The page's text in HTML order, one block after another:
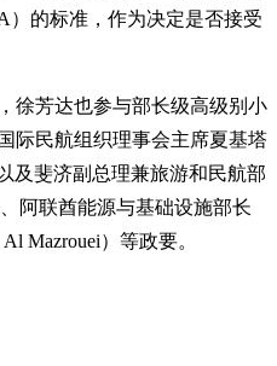
）的标准，作为决定是否接受
徐芳达也参与部长级高级别小
际民航组织理事会主席夏基塔
及斐济副总理兼旅游和民航部
阿联酋能源与基础设施部长
Mazrouei）等政要。